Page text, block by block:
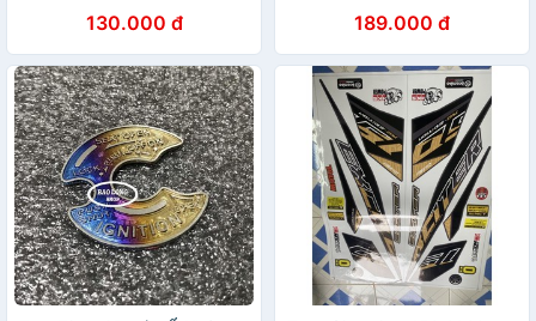
130.000 đ 189.000 đ